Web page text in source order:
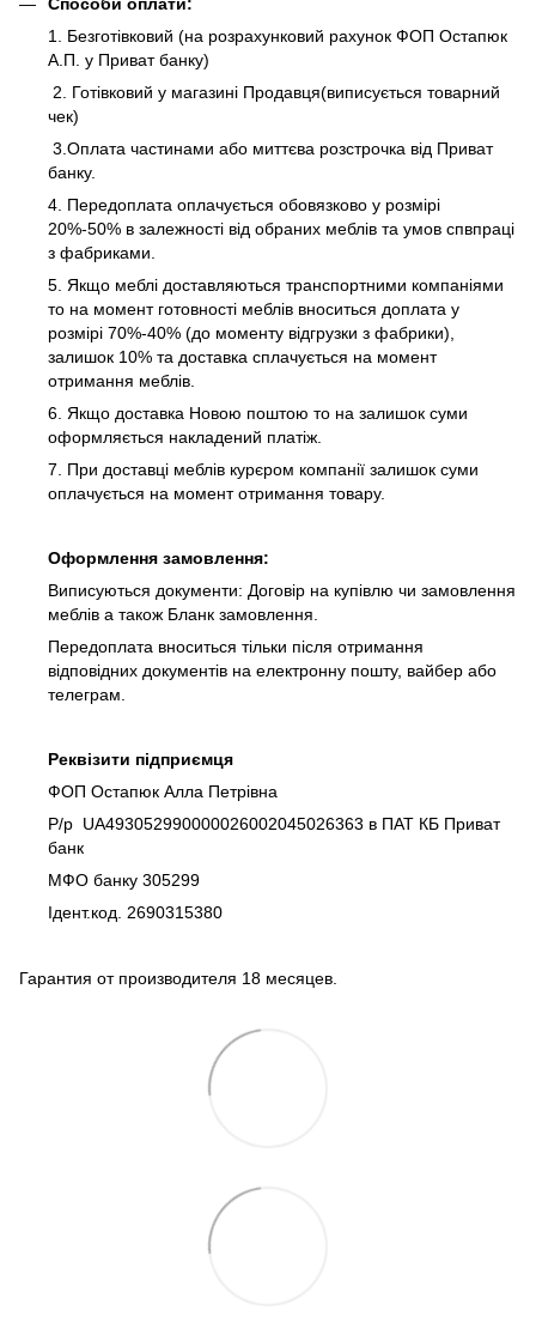
1. Безготівковий (на розрахунковий рахунок ФОП Остапюк
А.П. у Приват банку)
2. Готівковий у магазині Продавця(виписується товарний
чек)
3.Оплата частинами або миттєва розстрочка від Приват
банку.
4. Передоплата оплачується обовязково у розмірі
20%-50% в залежності від обраних меблів та умов спвпраці
з фабриками.
5. Якщо меблі доставляються транспортними компаніями
то на момент готовності меблів вноситься доплата у
розмірі 70%-40% (до моменту відгрузки з фабрики),
залишок 10% та доставка сплачується на момент
отримання меблів.
6. Якщо доставка Новою поштою то на залишок суми
оформляється накладений платіж.
7. При доставці меблів курєром компанії залишок суми
оплачується на момент отримання товару.
Оформлення замовлення:
Виписуються документи: Договір на купівлю чи замовлення
меблів а також Бланк замовлення.
Передоплата вноситься тільки після отримання
відповідних документів на електронну пошту, вайбер або
телеграм.
Реквізити підприємця
ФОП Остапюк Алла Петрівна
Р/р UA493052990000026002045026363 в ПАТ КБ Приват
банк
МФО банку 305299
Ідент.код. 2690315380
Гарантия от производителя 18 месяцев.